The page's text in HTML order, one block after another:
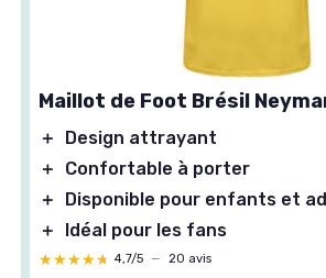
Maillot de Foot Brésil
＋
Design attrayant
＋
Confortable à porter
＋
Disponible pour enfants et
＋
Idéal pour les fans
★★★★★
★★★★★ 4,7/5 — 20 avis